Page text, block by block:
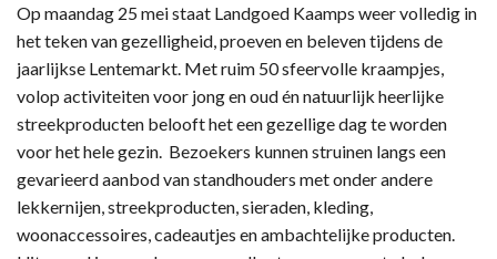
Op maandag 25 mei staat Landgoed Kaamps weer volledig in
het teken van gezelligheid, proeven en beleven tijdens de
jaarlijkse Lentemarkt. Met ruim 50 sfeervolle kraampjes,
volop activiteiten voor jong en oud én natuurlijk heerlijke
streekproducten belooft het een gezellige dag te worden
voor het hele gezin. Bezoekers kunnen struinen langs een
gevarieerd aanbod van standhouders met onder andere
lekkernijen, streekproducten, sieraden, kleding,
woonaccessoires, cadeautjes en ambachtelijke producten.